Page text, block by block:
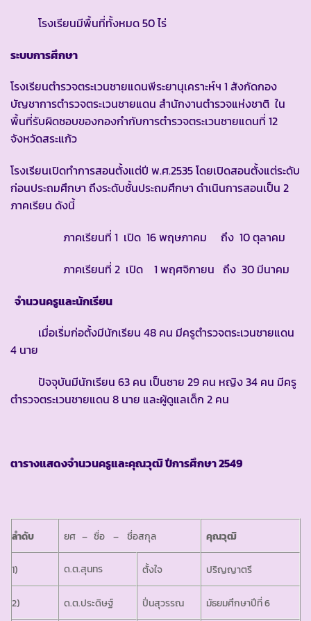
โรงเรียนมีพื้นที่ทั้งหมด 50 ไร่
ระบบการศึกษา
โรงเรียนตำรวจตระเวนชายแดนพีระยานุเคราะห์ฯ 1 สังกัดกอง
บัญชาการตำรวจตระเวนชายแดน สำนักงานตำรวจแห่งชาติ ใน
พื้นที่รับผิดชอบของกองกำกับการตำรวจตระเวนชายแดนที่ 12
จังหวัดสระแก้ว
โรงเรียนเปิดทำการสอนตั้งแต่ปี พ.ศ.2535 โดยเปิดสอนตั้งแต่ระดับ
ก่อนประถมศึกษา ถึงระดับชั้นประถมศึกษา ดำเนินการสอนเป็น 2
ภาคเรียน ดังนี้
ภาคเรียนที่ 1 เปิด 16 พฤษภาคม ถึง 10 ตุลาคม
ภาคเรียนที่ 2 เปิด 1 พฤศจิกายน ถึง 30 มีนาคม
จำนวนครูและนักเรียน
เมื่อเริ่มก่อตั้งมีนักเรียน 48 คน มีครูตำรวจตระเวนชายแดน
4 นาย
ปัจจุบันมีนักเรียน 63 คน เป็นชาย 29 คน หญิง 34 คน มีครู
ตำรวจตระเวนชายแดน 8 นาย และผู้ดูแลเด็ก 2 คน
ตารางแสดงจำนวนครูและคุณวุฒิ ปีการศึกษา 2549
ลำดับ ยศ – ชื่อ – ชื่อสกุล คุณวุฒิ
1) ด.ต.สุนทร ตั้งใจ ปริญญาตรี
2) ด.ต.ประดิษฐ์ ปิ่นสุวรรณ มัธยมศึกษาปีที่ 6